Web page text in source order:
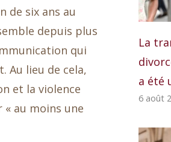
de six ans au
depuis plus
qui
Au lieu de cela,
et la violence
au moins une
La
a été
6 août